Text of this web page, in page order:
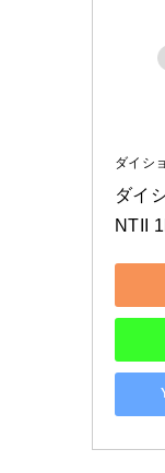
ダイシ
ダイ
NTII